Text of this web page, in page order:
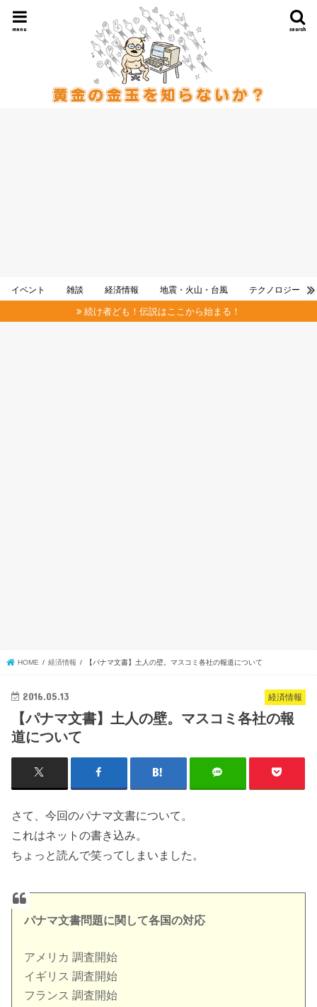
search
menu
イベント 雑談 経済情報 地震・火山・台風 テクノロジー
続け者ども！伝説はここから始まる！
HOME 経済情報 【パナマ文書】土人の壁。マスコミ各社の報道について
経済情報
2016.05.13
【パナマ文書】土人の壁。マスコミ各社の報
道について
さて、今回のパナマ文書について。
これはネットの書き込み。
ちょっと読んで笑ってしまいました。
パナマ文書問題に関して各国の対応
アメリカ 調査開始
イギリス 調査開始
フランス 調査開始